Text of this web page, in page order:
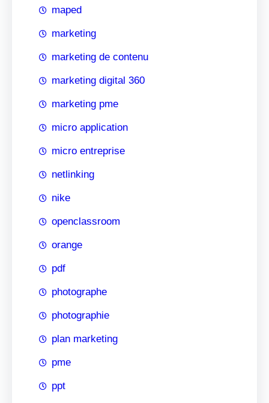
maped
marketing
marketing de contenu
marketing digital 360
marketing pme
micro application
micro entreprise
netlinking
nike
openclassroom
orange
pdf
photographe
photographie
plan marketing
pme
ppt